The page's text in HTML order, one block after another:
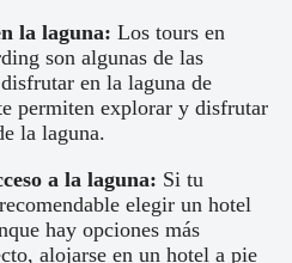
la laguna: Los tours en
son algunas de las
en la laguna de
permiten explorar y disfrutar
la laguna.
a la laguna: Si tu
elegir un hotel
hay opciones más
alojarse en un hotel a pie